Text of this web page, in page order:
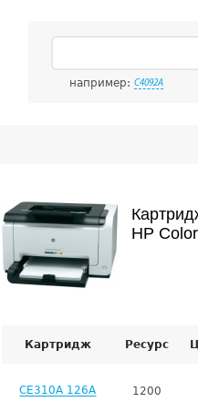
например: C4092A
HP
Картридж Ресурс
CE310A 126A 1200